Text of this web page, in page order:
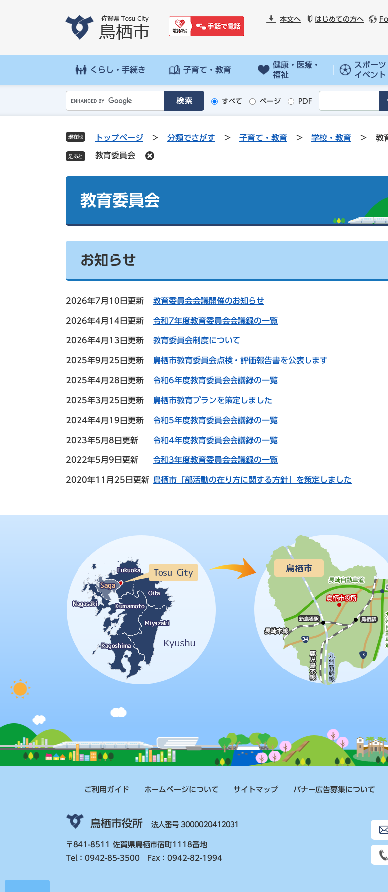
先
を
本文へ はじめての方へ
くらし・手続き 子育て・教育
健康・医療・
福祉
スポーツ
イベント
o
g
l
e
ス
索
すべて ページ PDF
現在地 トップページ > 分類でさがす > 子育て・教育 > 学校・教育 > 教
教育委員会
教育委員会
お知らせ
2026年7月10日更新 教育委員会会議開催のお知らせ
2026年4月14日更新 令和7年度教育委員会会議録の一覧
2026年4月13日更新 教育委員会制度について
2025年9月25日更新 鳥栖市教育委員会点検・評価報告書を公表します
2025年4月28日更新 令和6年度教育委員会会議録の一覧
2025年3月25日更新 鳥栖市教育プランを策定しました
2024年4月19日更新 令和5年度教育委員会会議録の一覧
2023年5月8日更新 令和4年度教育委員会会議録の一覧
2022年5月9日更新 令和3年度教育委員会会議録の一覧
2020年11月25日更新 鳥栖市「部活動の在り方に関する方針」を策定しました
ご利用ガイド ホームページについて サイトマップ バナー広告募集について
鳥栖市役所 法人番号 3000020412031
〒841-8511 佐賀県鳥栖市宿町1118番地
Tel：0942-85-3500 Fax：0942-82-1994